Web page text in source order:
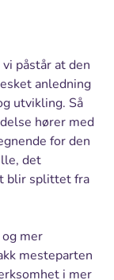
påstår at den
anledning
utvikling. Så
hører med
for den
det
blir splittet fra
mer
mesteparten
i mer